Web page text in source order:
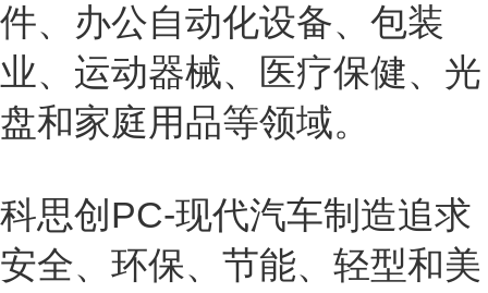
件、办公自动化设备、包装
业、运动器械、医疗保健、光
盘和家庭用品等领域。
科思创PC-现代汽车制造追求
安全、环保、节能、轻型和美